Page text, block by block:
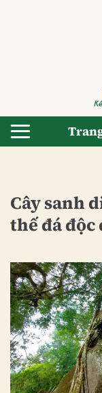
Cây sanh
thế đá độc